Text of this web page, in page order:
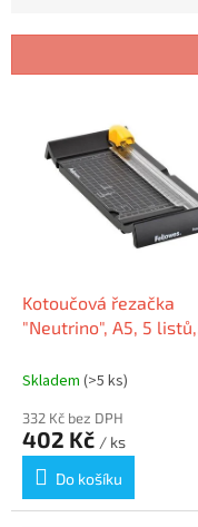
í
Kotoučová řezačka
"Neutrino", A5, 5 listů,
Skladem (>5 ks)
332 Kč bez DPH
402 Kč / ks
Do košíku